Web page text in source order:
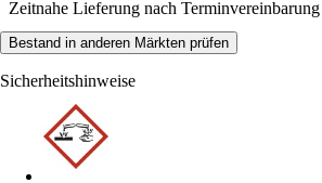
Zeitnahe Lieferung nach Terminvereinbarung
Bestand in anderen Märkten prüfen
Sicherheitshinweise